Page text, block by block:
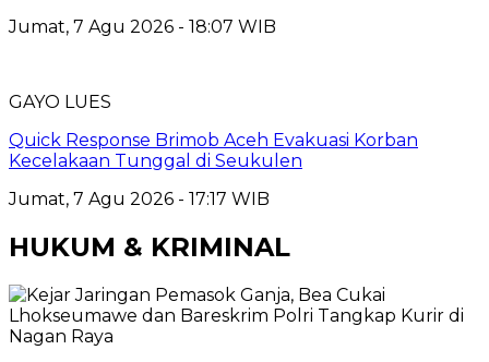
Jumat, 7 Agu 2026 - 18:07 WIB
GAYO LUES
Quick Response Brimob Aceh Evakuasi Korban
Kecelakaan Tunggal di Seukulen
Jumat, 7 Agu 2026 - 17:17 WIB
HUKUM & KRIMINAL